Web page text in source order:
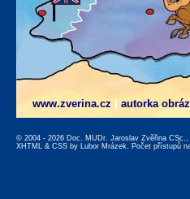
www.zverina.cz autorka
© 2004 - 2026 Doc. MUDr. Jaroslav Zvěřina CSc.,
XHTML & CSS by Lubor Mrázek. Počet přístupů